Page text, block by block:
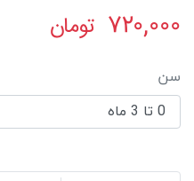
۷۲۰,۰۰۰ تومان
سن